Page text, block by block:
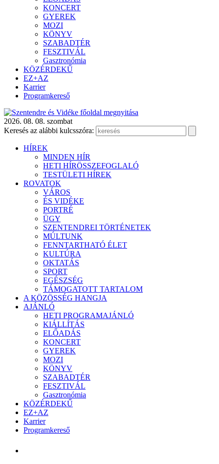
KONCERT
GYEREK
MOZI
KÖNYV
SZABADTÉR
FESZTIVÁL
Gasztronómia
KÖZÉRDEKŰ
EZ+AZ
Karrier
Programkereső
2026. 08. 08. szombat
Keresés az alábbi kulcsszóra:
HÍREK
MINDEN HÍR
HETI HÍRÖSSZEFOGLALÓ
TESTÜLETI HÍREK
ROVATOK
VÁROS
ÉS VIDÉKE
PORTRÉ
ÜGY
SZENTENDREI TÖRTÉNETEK
MÚLTUNK
FENNTARTHATÓ ÉLET
KULTÚRA
OKTATÁS
SPORT
EGÉSZSÉG
TÁMOGATOTT TARTALOM
A KÖZÖSSÉG HANGJA
AJÁNLÓ
HETI PROGRAMAJÁNLÓ
KIÁLLÍTÁS
ELŐADÁS
KONCERT
GYEREK
MOZI
KÖNYV
SZABADTÉR
FESZTIVÁL
Gasztronómia
KÖZÉRDEKŰ
EZ+AZ
Karrier
Programkereső